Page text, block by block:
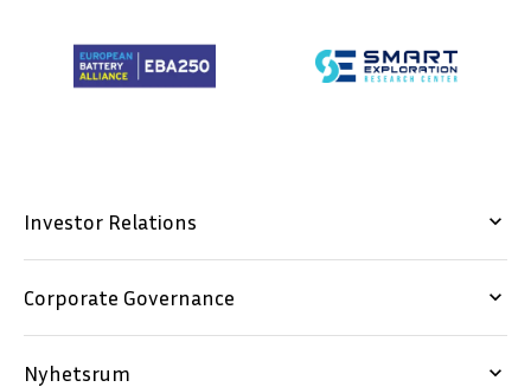
Investor Relations keyboard_arrow_down
Corporate Governance keyboard_arrow_down
Nyhetsrum keyboard_arrow_down